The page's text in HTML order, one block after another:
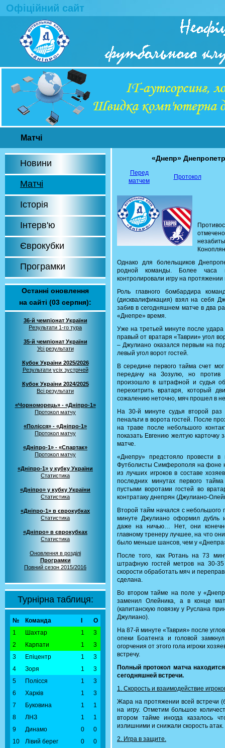
Офіційний сайт
Матчі
Новини
Матчі
Історія
Інтерв'ю
Єврокубки
Програмки
Останні оновлення
на сайті (03 серпня):
36-й чемпіонат України
Результати 1-го тура
35-й чемпіонат України
Усі результати
Кубок України 2025/2026
Результати усіх зустрічей
Кубок України 2024/2025
Всі результати
«Чорноморець» - «Дніпро-1»
Протокол матчу
«Полісся» - «Дніпро-1»
Протокол матчу
«Дніпро-1» - «Спартак»
Протокол матчу
«Дніпро-1» у кубку України
Статистика
«Дніпро» у кубку України
Статистика
«Дніпро-1» в єврокубках
Статистика
«Дніпро» в єврокубках
Статистика
Оновлення в розділі
Програмки
Повний сезон 2015/2016
Турнірна таблиця:
№ Команда
О
1
Шахтар 1
3
2
Карпати 1
3
3
Епіцентр 1
3
4
Зоря 1
3
5
Полісся 1
3
6
Харків 1
3
7
Буковина 1
1
8
ЛНЗ 1
1
9
Динамо 0
0
10
Лівий берег 0
0
«Днепр»
Перед
матчем
Протокол
Однако для болельщиков
родной команды. Более часа
контролировали игру на
Роль главного бомбардира
(дисквалификация) взял на себя
забив в сегодняшнем матче в два
«Днепре» время.
Уже на третьей минуте после
правый от вратаря «Таврии» угол
– Джулиано оказался первым на
левый угол ворот гостей.
В середине первого тайма счет
передачу на Зозулю, но против
произошло в штрафной и судья
перехитрить вратаря, который
сожалению неточно, мяч прошел в
На 30-й минуте судья второй
пенальти в ворота гостей. После
на траве после небольшого
показать Евгению желтую карточку
матче.
«Днепру» предстояло провести в
Футболисты Симферополя на фоне
из лучших игроков в составе
последних минутах первого
пустыми воротами гостей во
контратаку днепрян (Джулиано-
Второй тайм начался с небольшого
минуте Джулиано оформил дубль
даже на ничью… Нет, они
главному тренеру лучшее, на что
было меньше шансов, чем у
После того, как Ротань на 73
штрафную гостей метров на 30-
скорости обработать мяч и
сделана.
Во втором тайме на поле у
заменил Олейника, а в конце
(капитанскую повязку у Руслана
Джулиано).
На 87-й минуте «Таврия» после
опеки Боатенга и головой
огорчения от этого гола игроки
встречу.
Полный протокол матча
сегодняшней встречи.
1. Скорость и взаимодействие
Жара на протяжении всей встречи
на игру. Отметим большое
втором тайме иногда казалось
излишними и снижали скорость атак.
2. Игра в защите.